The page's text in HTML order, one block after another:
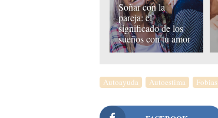
Soñar con la
pareja: el
significado de los
sueños con tu amor
Autoayuda Autoestima Fobias